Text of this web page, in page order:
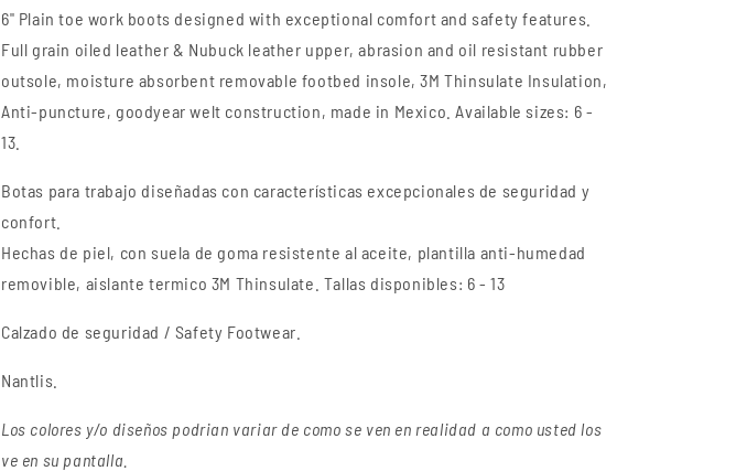
6" Plain toe work boots designed with exceptional comfort and safety features.
Full grain oiled leather & Nubuck leather upper, abrasion and oil resistant rubber
outsole, moisture absorbent removable footbed insole, 3M Thinsulate Insulation,
Anti-puncture, goodyear welt construction, made in Mexico. Available sizes: 6 -
13.
Botas para trabajo diseñadas con características excepcionales de seguridad y
confort.
Hechas de piel, con suela de goma resistente al aceite, plantilla anti-humedad
removible, aislante termico 3M Thinsulate. Tallas disponibles: 6 - 13
Calzado de seguridad / Safety Footwear.
Nantlis.
Los colores y/o diseños podrian variar de como se ven en realidad a como usted los
ve en su pantalla.